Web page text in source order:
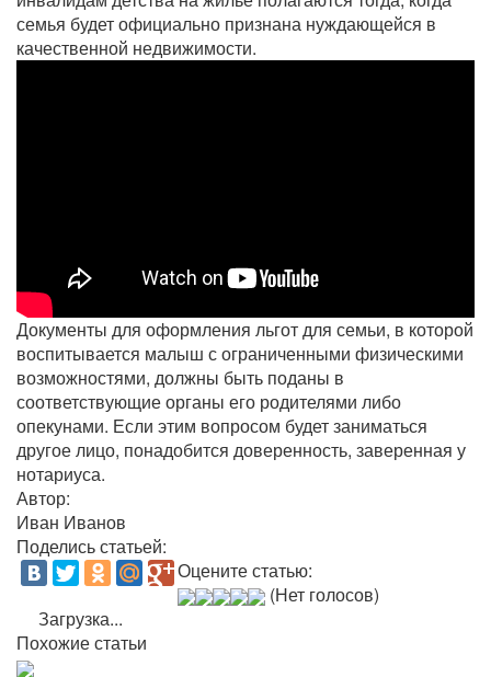
семья будет официально признана нуждающейся в
качественной недвижимости.
Документы для оформления льгот для семьи, в которой
воспитывается малыш с ограниченными физическими
возможностями, должны быть поданы в
соответствующие органы его родителями либо
опекунами. Если этим вопросом будет заниматься
другое лицо, понадобится доверенность, заверенная у
нотариуса.
Автор:
Иван Иванов
Поделись статьей:
Оцените статью:
(Нет голосов)
Загрузка...
Похожие статьи